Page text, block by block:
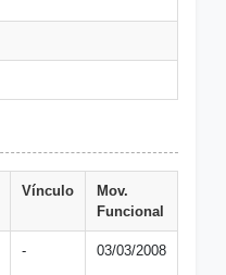
Vínculo
Mov.
Funcional
- 03/03/2008